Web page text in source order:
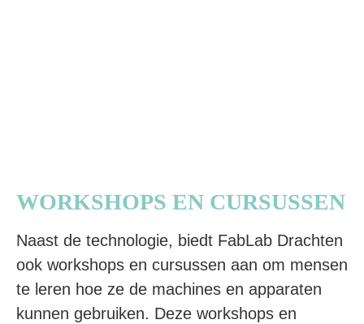
WORKSHOPS EN CURSUSSEN
Naast de technologie, biedt FabLab Drachten
ook workshops en cursussen aan om mensen
te leren hoe ze de machines en apparaten
kunnen gebruiken. Deze workshops en